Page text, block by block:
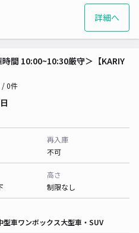
詳細へ
間 10:00~10:30厳守＞【KARIY
/ 0件
再入庫
不可
高さ
制限なし
型車ワンボックス大型車・SUV